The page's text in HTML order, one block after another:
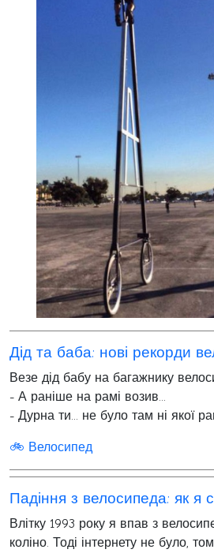
Дід та баба: нові рекорди
Везе дід бабу на багажнику
- А раніше на рамі возив...
- Дурна ти... не було там ні якої
🚲 Велосипед
Влітку 1993 року я впав з
коліно. Тоді інтернету не було,